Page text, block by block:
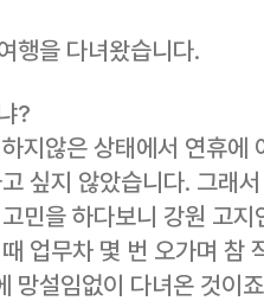
행을 다녀왔습니다.
?
지않은 상태에서 연휴에
싶지 않았습니다. 그래
민을 하다보니 강원 고
업무차 몇 번 오가며 참
망설임없이 다녀온 것이